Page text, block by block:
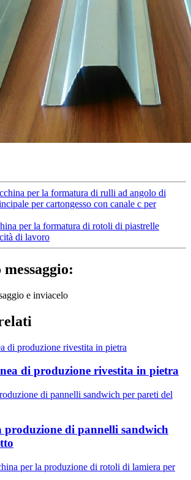
per la formatura di rulli ad angolo di
per cartongesso con canale c per
per la formatura di rotoli di piastrelle
di lavoro
e inviacelo
di produzione rivestita in pietra
produzione di pannelli sandwich